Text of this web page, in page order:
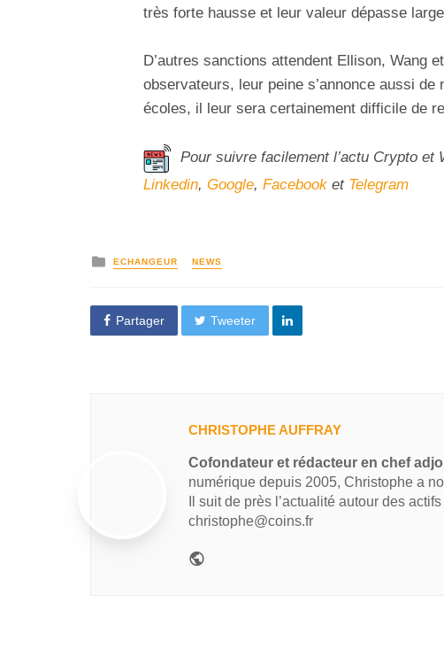
très forte hausse et leur valeur dépasse
D’autres sanctions attendent Ellison, Wang
observateurs, leur peine s’annonce aussi
écoles, il leur sera certainement difficile de
Pour suivre facilement l’actu Crypto et
Linkedin, Google, Facebook et Telegram
ECHANGEUR NEWS
Partager Tweeter
CHRISTOPHE AUFFRAY
Cofondateur et rédacteur en chef
numérique depuis 2005, Christophe a
Il suit de près l’actualité autour des
christophe@coins.fr